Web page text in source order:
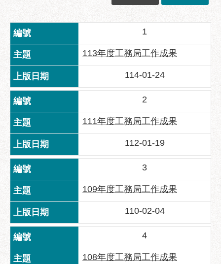
務
資
訊
資
訊
公
開
良
事
蹟
影
音
專
區
性
別
1
113年度工務局工作成果
114-01-24
2
111年度工務局工作成果
112-01-19
3
109年度工務局工作成果
110-02-04
4
108年度工務局工作成果